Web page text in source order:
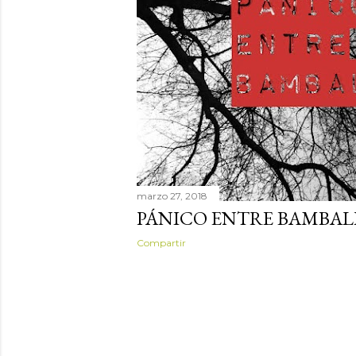
d
a
s
marzo 27, 2018
PÁNICO ENTRE
Compartir